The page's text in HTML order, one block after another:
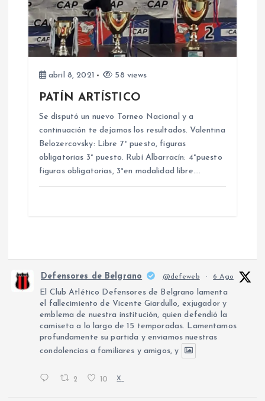
abril 8, 2021 58 views
PATÍN ARTÍSTICO
Se disputó un nuevo Torneo Nacional y a
continuación te dejamos los resultados. Valentina
Belozercovsky: Libre 7° puesto, figuras
obligatorias 3° puesto. Rubí Albarracín: 4°puesto
figuras obligatorias, 3°en modalidad libre.…
Defensores de Belgrano @defeweb · 6 Ago
El Club Atlético Defensores de Belgrano lamenta
el fallecimiento de Vicente Giardullo, exjugador y
emblema de nuestra institución, quien defendió la
camiseta a lo largo de 15 temporadas. Lamentamos
profundamente su partida y enviamos nuestras
condolencias a familiares y amigos, y
2 10 X